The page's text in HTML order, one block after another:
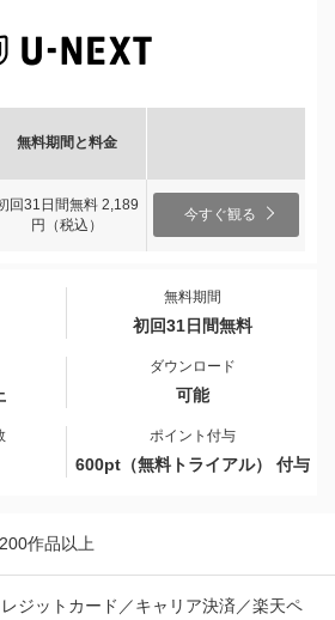
無料期間と料金
回31日間無料 2,189
円（税込）
今すぐ観る
無料期間
初回31日間無料
ダウンロード
可能
ポイント付与
600pt（無料トライアル） 付与
作品以上
ジットカード／キャリア決済／楽天ペ